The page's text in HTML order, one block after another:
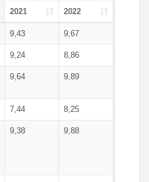
2021 2022
9,43 9,67
9,24 8,86
9,64 9,89
7,44 8,25
9,38 9,88